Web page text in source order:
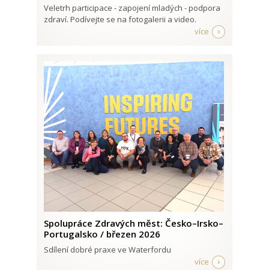
Veletrh participace - zapojení mladých - podpora
zdraví. Podívejte se na fotogalerii a video.
více
Spolupráce Zdravých měst: Česko–Irsko–
Portugalsko / březen 2026
Sdílení dobré praxe ve Waterfordu
více